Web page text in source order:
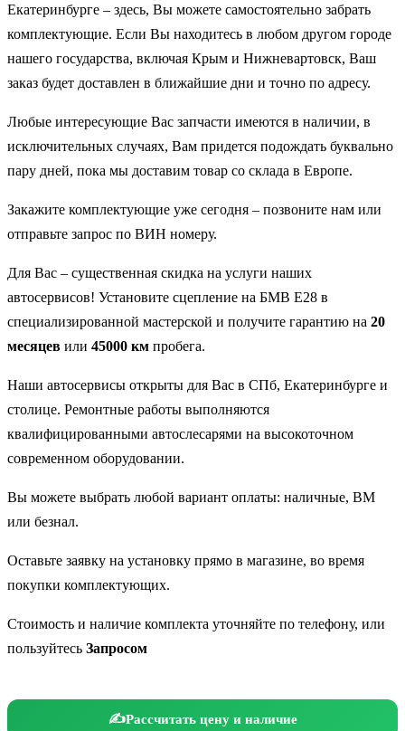
Екатеринбурге – здесь, Вы можете самостоятельно забрать
комплектующие. Если Вы находитесь в любом другом городе
нашего государства, включая Крым и Нижневартовск, Ваш
заказ будет доставлен в ближайшие дни и точно по адресу.
Любые интересующие Вас запчасти имеются в наличии, в
исключительных случаях, Вам придется подождать буквально
пару дней, пока мы доставим товар со склада в Европе.
Закажите комплектующие уже сегодня – позвоните нам или
отправьте запрос по ВИН номеру.
Для Вас – существенная скидка на услуги наших
автосервисов! Установите сцепление на БМВ Е28 в
специализированной мастерской и получите гарантию на 20
месяцев или 45000 км пробега.
Наши автосервисы открыты для Вас в СПб, Екатеринбурге и
столице. Ремонтные работы выполняются
квалифицированными автослесарями на высокоточном
современном оборудовании.
Вы можете выбрать любой вариант оплаты: наличные, ВМ
или безнал.
Оставьте заявку на установку прямо в магазине, во время
покупки комплектующих.
Стоимость и наличие комплекта уточняйте по телефону, или
пользуйтесь Запросом
Рассчитать цену и наличие